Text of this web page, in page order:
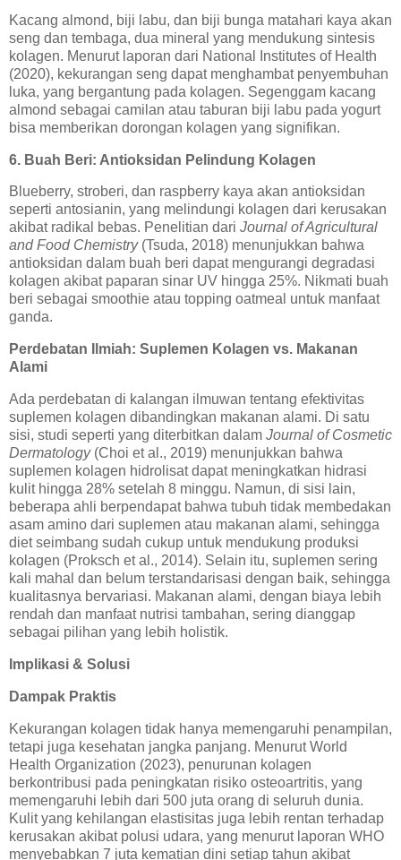
Kacang almond, biji labu, dan biji bunga matahari kaya akan
seng dan tembaga, dua mineral yang mendukung sintesis
kolagen. Menurut laporan dari National Institutes of Health
(2020), kekurangan seng dapat menghambat penyembuhan
luka, yang bergantung pada kolagen. Segenggam kacang
almond sebagai camilan atau taburan biji labu pada yogurt
bisa memberikan dorongan kolagen yang signifikan.
6. Buah Beri: Antioksidan Pelindung Kolagen
Blueberry, stroberi, dan raspberry kaya akan antioksidan
seperti antosianin, yang melindungi kolagen dari kerusakan
akibat radikal bebas. Penelitian dari Journal of Agricultural
and Food Chemistry(Tsuda, 2018) menunjukkan bahwa
antioksidan dalam buah beri dapat mengurangi degradasi
kolagen akibat paparan sinar UV hingga 25%. Nikmati buah
beri sebagai smoothie atau topping oatmeal untuk manfaat
ganda.
Perdebatan Ilmiah: Suplemen Kolagen vs. Makanan
Alami
Ada perdebatan di kalangan ilmuwan tentang efektivitas
suplemen kolagen dibandingkan makanan alami. Di satu
sisi, studi seperti yang diterbitkan dalam Journal of Cosmetic
Dermatology(Choi et al., 2019) menunjukkan bahwa
suplemen kolagen hidrolisat dapat meningkatkan hidrasi
kulit hingga 28% setelah 8 minggu. Namun, di sisi lain,
beberapa ahli berpendapat bahwa tubuh tidak membedakan
asam amino dari suplemen atau makanan alami, sehingga
diet seimbang sudah cukup untuk mendukung produksi
kolagen (Proksch et al., 2014). Selain itu, suplemen sering
kali mahal dan belum terstandarisasi dengan baik, sehingga
kualitasnya bervariasi. Makanan alami, dengan biaya lebih
rendah dan manfaat nutrisi tambahan, sering dianggap
sebagai pilihan yang lebih holistik.
Implikasi & Solusi
Dampak Praktis
Kekurangan kolagen tidak hanya memengaruhi penampilan,
tetapi juga kesehatan jangka panjang. Menurut World
Health Organization (2023), penurunan kolagen
berkontribusi pada peningkatan risiko osteoartritis, yang
memengaruhi lebih dari 500 juta orang di seluruh dunia.
Kulit yang kehilangan elastisitas juga lebih rentan terhadap
kerusakan akibat polusi udara, yang menurut laporan WHO
menyebabkan 7 juta kematian dini setiap tahun akibat